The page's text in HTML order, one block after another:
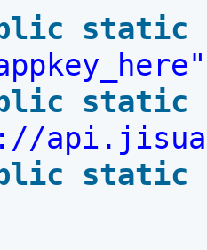
static
static
static